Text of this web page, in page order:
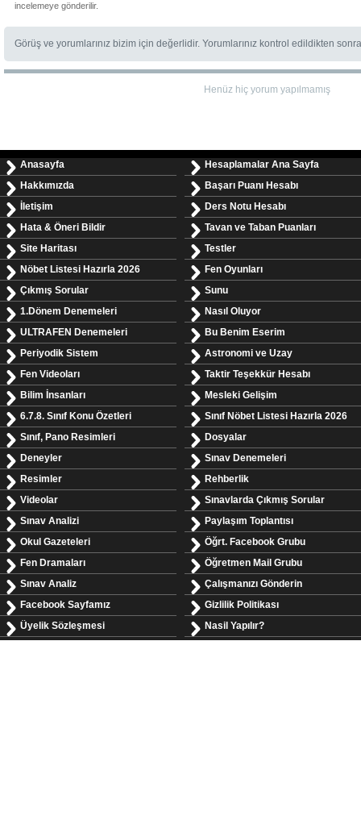
incelemeye gönderilir.
Görüş ve yorumlarınız bizim için değerlidir. Yorumlarınız kontrol edildikten
Henüz hiç yorum yapılmamış
Anasayfa
Hakkımızda
İletişim
Hata & Öneri Bildir
Site Haritası
Nöbet Listesi Hazırla 2026
Çıkmış Sorular
1.Dönem Denemeleri
ULTRAFEN Denemeleri
Periyodik Sistem
Fen Videoları
Bilim İnsanları
6.7.8. Sınıf Konu Özetleri
Sınıf, Pano Resimleri
Deneyler
Resimler
Videolar
Sınav Analizi
Okul Gazeteleri
Fen Dramaları
Sınav Analiz
Facebook Sayfamız
Üyelik Sözleşmesi
Hesaplamalar Ana Sayfa
Başarı Puanı Hesabı
Ders Notu Hesabı
Tavan ve Taban Puanları
Testler
Fen Oyunları
Sunu
Nasıl Oluyor
Bu Benim Eserim
Astronomi ve Uzay
Taktir Teşekkür Hesabı
Mesleki Gelişim
Sınıf Nöbet Listesi Hazırla 2026
Dosyalar
Sınav Denemeleri
Rehberlik
Sınavlarda Çıkmış Sorular
Paylaşım Toplantısı
Öğrt. Facebook Grubu
Öğretmen Mail Grubu
Çalışmanızı Gönderin
Gizlilik Politikası
Nasil Yapılır?